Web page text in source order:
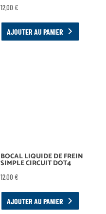
12,00€
AJOUTER AU PANIER
BOCAL LIQUIDE DE FREIN
SIMPLE CIRCUIT DOT4
12,00€
AJOUTER AU PANIER